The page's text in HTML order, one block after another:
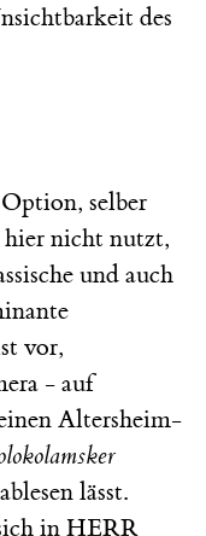
des
selber
hier nicht nutzt,
und auch
vor,
- auf
Altersheim-
lässt.
in HERR